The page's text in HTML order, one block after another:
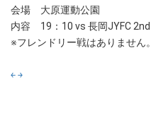
会場 大原運動公園
内容 19：10 vs 長岡JYFC 2nd
※フレンドリー戦はありません。
￩￫